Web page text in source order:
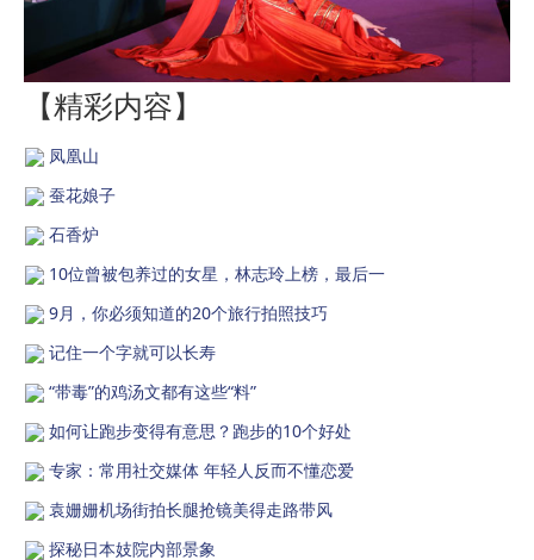
【精彩内容】
凤凰山
蚕花娘子
石香炉
10位曾被包养过的女星，林志玲上榜，最后一
9月，你必须知道的20个旅行拍照技巧
记住一个字就可以长寿
“带毒”的鸡汤文都有这些“料”
如何让跑步变得有意思？跑步的10个好处
专家：常用社交媒体 年轻人反而不懂恋爱
袁姗姗机场街拍长腿抢镜美得走路带风
探秘日本妓院内部景象